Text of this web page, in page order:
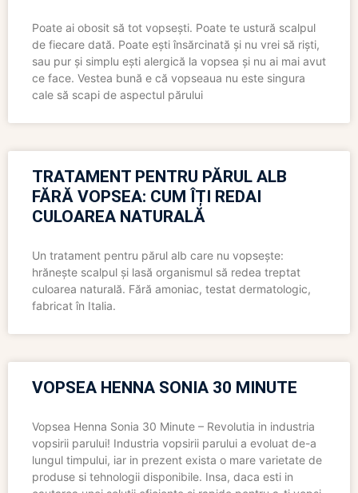
Poate ai obosit să tot vopsești. Poate te ustură scalpul
de fiecare dată. Poate ești însărcinată și nu vrei să riști,
sau pur și simplu ești alergică la vopsea și nu ai mai avut
ce face. Vestea bună e că vopseaua nu este singura
cale să scapi de aspectul părului
TRATAMENT PENTRU PĂRUL ALB
FĂRĂ VOPSEA: CUM ÎȚI REDAI
CULOAREA NATURALĂ
Un tratament pentru părul alb care nu vopsește:
hrănește scalpul și lasă organismul să redea treptat
culoarea naturală. Fără amoniac, testat dermatologic,
fabricat în Italia.
VOPSEA HENNA SONIA 30 MINUTE
Vopsea Henna Sonia 30 Minute – Revolutia in industria
vopsirii parului! Industria vopsirii parului a evoluat de-a
lungul timpului, iar in prezent exista o mare varietate de
produse si tehnologii disponibile. Insa, daca esti in